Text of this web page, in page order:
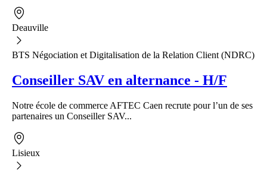
Deauville
BTS Négociation et Digitalisation de la Relation Client (NDRC)
Conseiller SAV en alternance - H/F
Notre école de commerce AFTEC Caen recrute pour l’un de ses
partenaires un Conseiller SAV...
Lisieux